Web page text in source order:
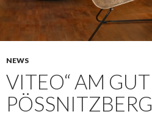
NEWS
VITEO“ AM GUT
PÖSSNITZBERG